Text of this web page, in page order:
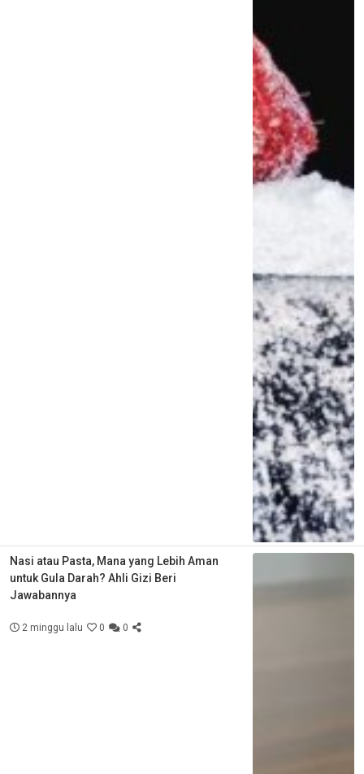
Nasi atau Pasta, Mana yang Lebih Aman
untuk Gula Darah? Ahli Gizi Beri
Jawabannya
2 minggu lalu 0 0